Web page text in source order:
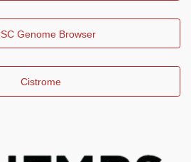
Genome Browser
Cistrome